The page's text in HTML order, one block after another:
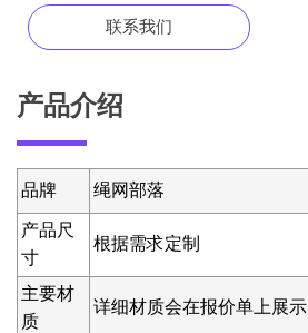
联系我们
产品介绍
品牌 绳网部落
产品尺
寸
根据需求定制
主要材
质
详细材质会在报价单上展示